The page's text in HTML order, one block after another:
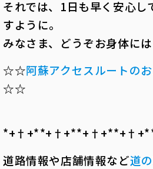
それでは、1日も早く安心し
すように。
みなさま、どうぞお身体には
☆☆阿蘇アクセスルートの
☆☆
道路情報や店舗情報など道